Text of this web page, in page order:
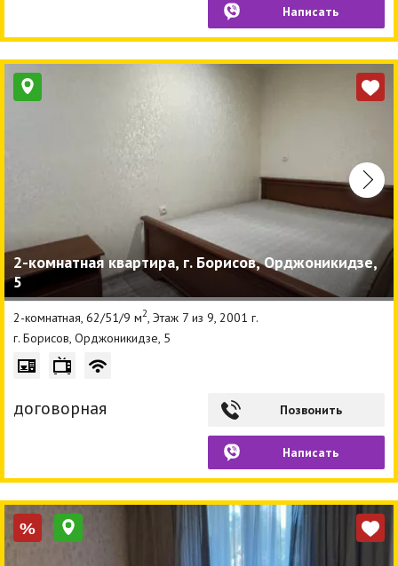
Написать
2-комнатная квартира, г. Борисов, Орджоникидзе,
5
2-комнатная, 62/51/9 м2 , Этаж 7 из 9, 2001 г.
г. Борисов, Орджоникидзе, 5
договорная Позвонить
Написать
%